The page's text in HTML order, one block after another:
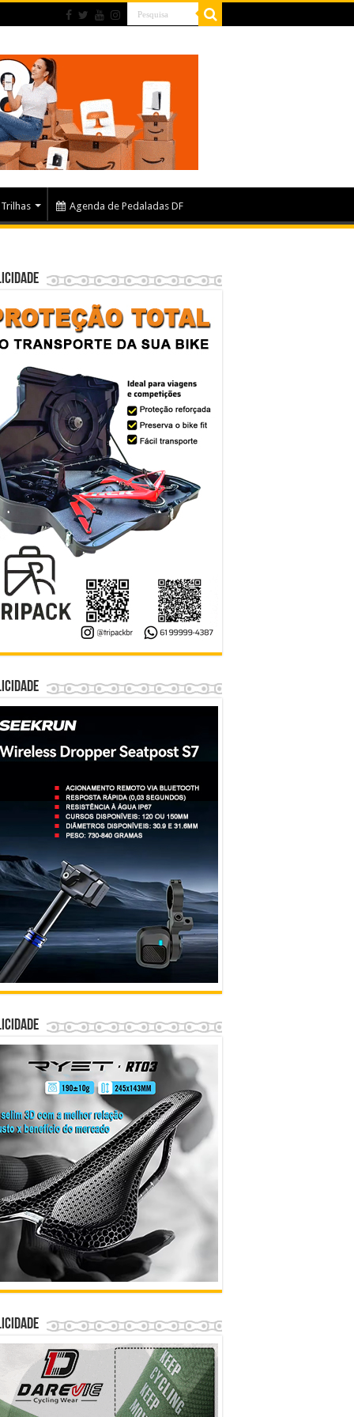
Trilhas Agenda de Pedaladas DF